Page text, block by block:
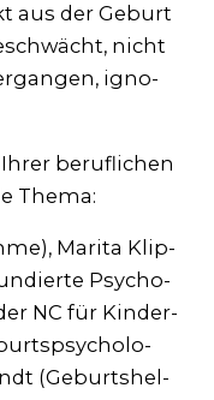
aus der Geburt
nicht
igno­
beruf­li­chen
The­ma:
Mari­ta Klip­
Psy­cho­
NC für Kin­der­
(Geburts­hel­